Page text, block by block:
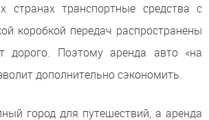
странах транспортные средства с
коробкой передач распространены
дорого. Поэтому аренда авто «на
дополнительно сэкономить.
город для путешествий, а аренда